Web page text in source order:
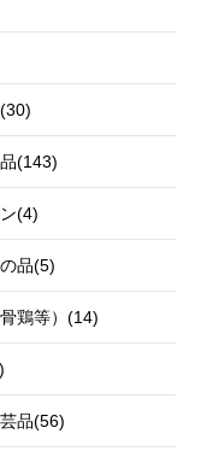
(143)
(4)
品(5)
鶏等）(14)
品(56)